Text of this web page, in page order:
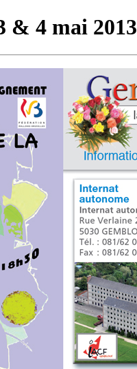
& 4 mai 2013